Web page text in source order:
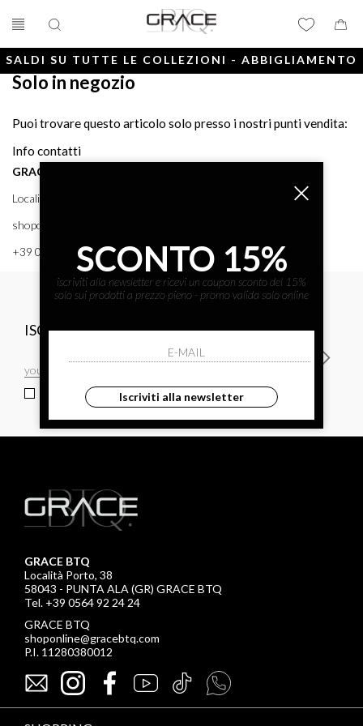
SALDI SU TUTTE LE COLLEZIONI - ABBIGLIAMENTO
Solo in negozio
Puoi trovare questo articolo solo presso i nostri punti vendita:
Info contatti
GRACE BTQ
Località Porto, 38 58043 - PUNTA ALA (GR) GRACE BTQ
shoponline@gracebtq.com
+39 0564 92 24 24
ISCRIVITI ALLA NEWSLETTER
ho letto ed accettato le condizioni sulla privacy.
GRACE BTQ
Località Porto, 38
58043 - PUNTA ALA (GR) GRACE BTQ
Tel. +39 0564 92 24 24
GRACE BTQ
shoponline@gracebtq.com
P.I. 11280380012
SCONTO 15%
iscriviti alla newsletter e ricevi un coupon sconto del 15%
solo sui prodotti a prezzo pieno - promo valida solo online
Iscriviti alla newsletter